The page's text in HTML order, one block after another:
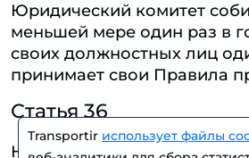
Юридический комитет
меньшей мере один раз в
своих должностных лиц
принимает свои Правила
Статья 36
Несмотря на положения в
Transportir использует файлы